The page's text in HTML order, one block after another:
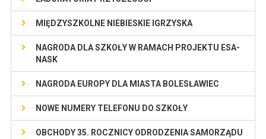
MIĘDZYSZKOLNE NIEBIESKIE IGRZYSKA
NAGRODA DLA SZKOŁY W RAMACH PROJEKTU ESA-
NASK
NAGRODA EUROPY DLA MIASTA BOLESŁAWIEC
NOWE NUMERY TELEFONU DO SZKOŁY
OBCHODY 35. ROCZNICY ODRODZENIA SAMORZĄDU